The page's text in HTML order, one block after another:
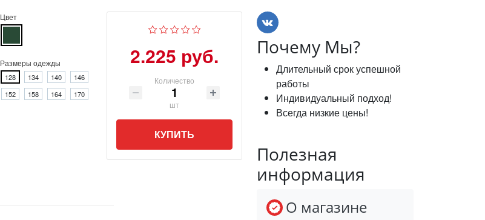
Цвет
Размеры одежды
128 134 140
146
152
158 164 170
2.225 руб.
Количество
шт
КУПИТЬ
Почему Мы?
Длительный срок успешной
работы
Индивидуальный подход!
Всегда низкие цены!
Полезная
информация
О магазине